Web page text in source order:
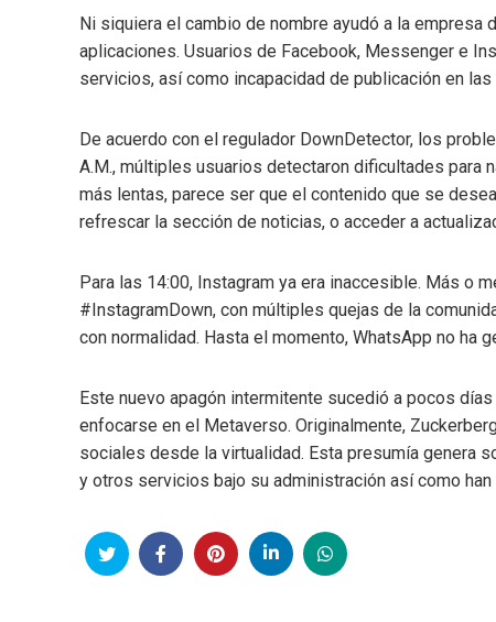
Ni siquiera el cambio de nombre ayudó a la
aplicaciones. Usuarios de Facebook, Messenger e
servicios, así como incapacidad de publicación en
De acuerdo con el regulador DownDetector, los
A.M., múltiples usuarios detectaron dificultades para
más lentas, parece ser que el contenido que se
refrescar la sección de noticias, o acceder a
Para las 14:00, Instagram ya era inaccesible. Más o
#InstagramDown, con múltiples quejas de la
con normalidad. Hasta el momento, WhatsApp no ha
Este nuevo apagón intermitente sucedió a pocos
enfocarse en el Metaverso. Originalmente,
sociales desde la virtualidad. Esta presumía genera
y otros servicios bajo su administración así como han